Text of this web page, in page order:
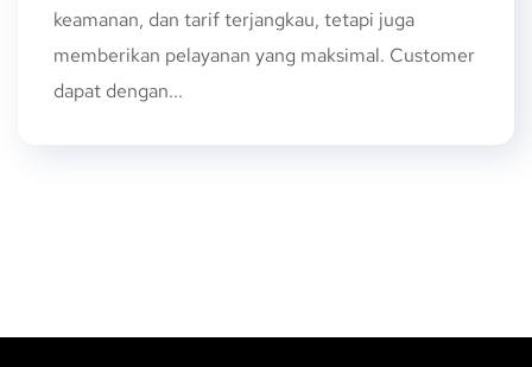
keamanan, dan tarif terjangkau, tetapi juga
memberikan pelayanan yang maksimal. Customer
dapat dengan...